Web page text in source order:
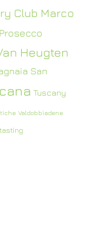
Club Marco
Prosecco
Heugten
San
Tuscany
Valdobbiadene